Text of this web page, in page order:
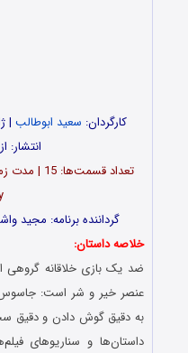
کارگردان: سعید ابوطالب |
انتشار: از
گرداننده برنامه: مجید
خلاصه داستان:
ضد یک بازی خلاقانه
عنصر خیر و شر است:
به دقیق گوش دادن و دقیق
داستان‌ها و سناریوهای